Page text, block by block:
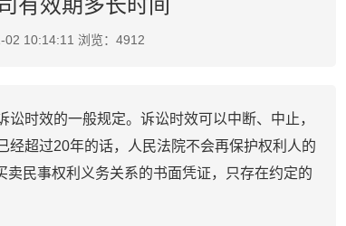
有效期多长时间
02 10:14:11 浏览：4912
时效的一般规定。诉讼时效可以中断、中止，
超过20年的话，人民法院不会再保护权利人的
民事权利义务关系的书面凭证，只存在约定的